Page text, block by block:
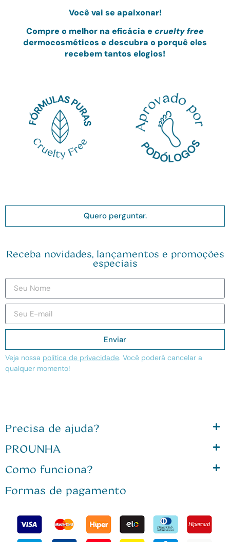
Você vai se apaixonar!
Compre o melhor na eficácia e cruelty free
dermocosméticos e descubra o porquê eles
recebem tantos elogios!
Quero perguntar.
Receba novidades, lançamentos e promoções
especiais
Enviar
Veja nossa política de privacidade. Você poderá cancelar a
qualquer momento!
Precisa de ajuda?
PROUNHA
Como funciona?
Formas de pagamento